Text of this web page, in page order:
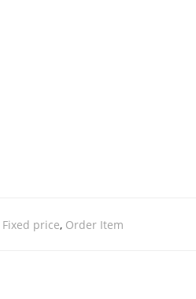
Fixed price, Order Item